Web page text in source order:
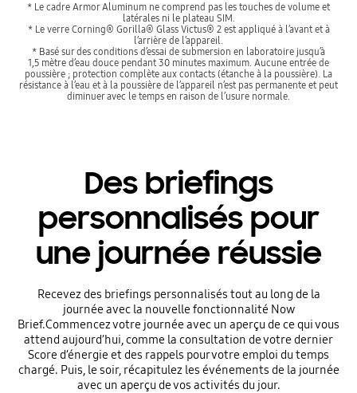
* Le cadre Armor Aluminum ne comprend pas les touches de volume et
latérales ni le plateau SIM.
* Le verre Corning® Gorilla® Glass Victus® 2 est appliqué à l’avant et à
l’arrière de l’appareil.
* Basé sur des conditions d’essai de submersion en laboratoire jusqu’à
1,5 mètre d’eau douce pendant 30 minutes maximum. Aucune entrée de
poussière ; protection complète aux contacts (étanche à la poussière). La
résistance à l’eau et à la poussière de l’appareil n’est pas permanente et peut
diminuer avec le temps en raison de l’usure normale.
Des briefings
personnalisés pour
une journée réussie
Recevez des briefings personnalisés tout au long de la
journée avec la nouvelle fonctionnalité Now
Brief.Commencez votre journée avec un aperçu de ce qui vous
attend aujourd’hui, comme la consultation de votre dernier
Score d’énergie et des rappels pour votre emploi du temps
chargé. Puis, le soir, récapitulez les événements de la journée
avec un aperçu de vos activités du jour.